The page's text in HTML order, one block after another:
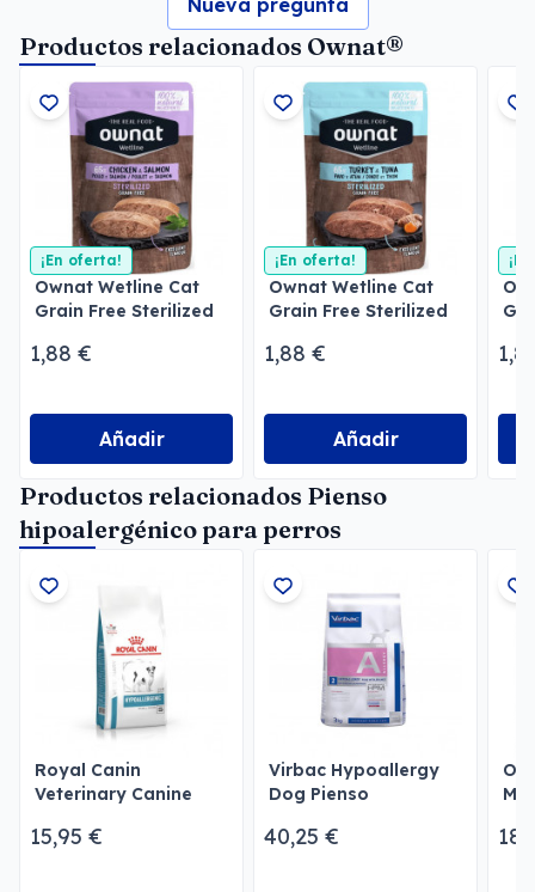
Nueva pregunta
Productos relacionados Ownat®
¡En oferta!
Ownat Wetline Cat
Grain Free Sterilized
1,88 €
Añadir
¡En oferta!
Ownat Wetline Cat
Grain Free Sterilized
1,88 €
Añadir
Productos relacionados Pienso
hipoalergénico para perros
Royal Canin
Veterinary Canine
Dog
15,95 €
Virbac Hypoallergy
Dog Pienso
40,25 €